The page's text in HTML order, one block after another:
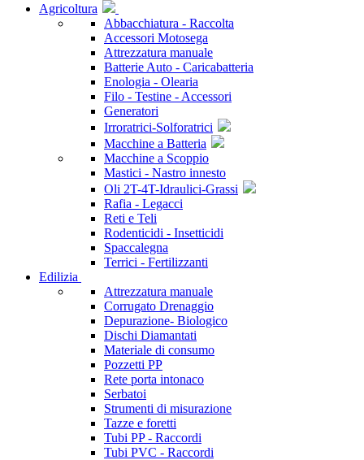
Agricoltura
Abbacchiatura - Raccolta
Accessori Motosega
Attrezzatura manuale
Batterie Auto - Caricabatteria
Enologia - Olearia
Filo - Testine - Accessori
Generatori
Irroratrici-Solforatrici
Macchine a Batteria
Macchine a Scoppio
Mastici - Nastro innesto
Oli 2T-4T-Idraulici-Grassi
Rafia - Legacci
Reti e Teli
Rodenticidi - Insetticidi
Spaccalegna
Terrici - Fertilizzanti
Edilizia
Attrezzatura manuale
Corrugato Drenaggio
Depurazione- Biologico
Dischi Diamantati
Materiale di consumo
Pozzetti PP
Rete porta intonaco
Serbatoi
Strumenti di misurazione
Tazze e foretti
Tubi PP - Raccordi
Tubi PVC - Raccordi